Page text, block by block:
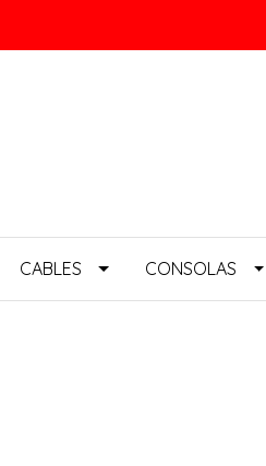
CABLES CONSOLAS